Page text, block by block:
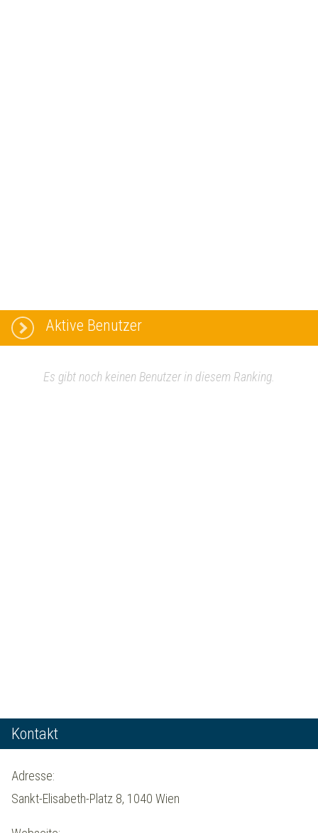
Aktive Benutzer
Es gibt noch keinen Benutzer in diesem Ranking.
Kontakt
Adresse:
Sankt-Elisabeth-Platz 8, 1040 Wien